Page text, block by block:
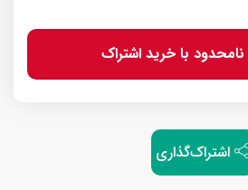
نامحدود با خرید اشتراک
اشتراک‌گذاری